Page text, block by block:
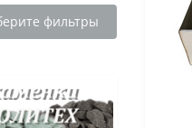
фильтры